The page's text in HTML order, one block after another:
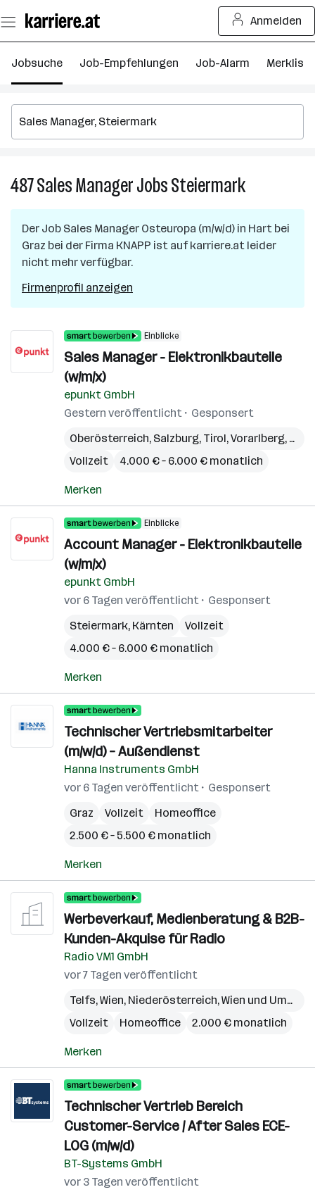
Seiteninhalt
springen
Anmelden
Jobsuche Job-Empfehlungen Job-Alarm Merkliste
487Sales ManagerJobsSteiermark487
Jobs
in
Der Job Sales Manager Osteuropa (m/w/d) in Hart bei
Graz bei der Firma KNAPP ist auf karriere.at leider
nicht mehr verfügbar.
Firmenprofil anzeigen
Einblicke
Sales Manager - Elektronikbauteile
(w/m/x)
epunkt GmbH
Gestern veröffentlicht
Gesponsert
Oberösterreich, Salzburg, Tirol,Vorarlberg,
Vollzeit
4.000 € – 6.000 € monatlich
Merken
Einblicke
Account Manager - Elektronikbauteile
(w/m/x)
epunkt GmbH
vor 6 Tagen veröffentlicht
Gesponsert
Steiermark, Kärnten
Vollzeit
4.000 € – 6.000 € monatlich
Merken
Technischer Vertriebsmitarbeiter
(m/w/d) – Außendienst
Hanna Instruments GmbH
vor 6 Tagen veröffentlicht
Gesponsert
Graz
Vollzeit
Homeoffice
2.500 € – 5.500 € monatlich
Merken
Werbeverkauf, Medienberatung & B2B-
Kunden-Akquise für Radio
Radio VM1 GmbH
vor 7 Tagen veröffentlicht
Telfs,Wien, Niederösterreich,Wien und Umgebung
Vollzeit
Homeoffice 2.000 € monatlich
Merken
Technischer Vertrieb Bereich
Customer-Service / After Sales ECE-
LOG (m/w/d)
BT-Systems GmbH
vor 3 Tagen veröffentlicht